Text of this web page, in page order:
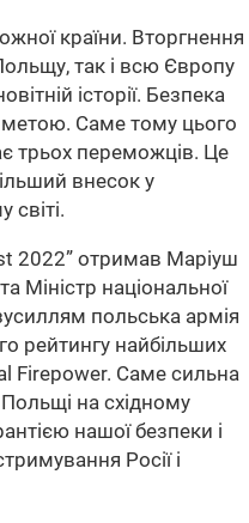
країни. Вторгнення
так і всю Європу
історії. Безпека
Саме тому цього
трьох переможців. Це
внесок у
2022” отримав Маріуш
Міністр національної
польська армія
рейтингу найбільших
Firepower. Саме сильна
Польщі на східному
нашої безпеки і
Росії і